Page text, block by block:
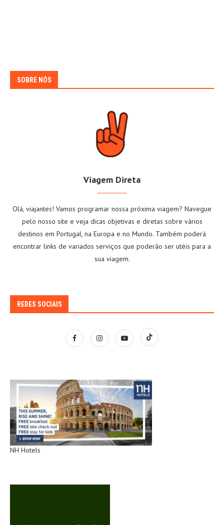
SOBRE NÓS
Viagem Direta
Olá, viajantes! Vamos programar nossa próxima viagem? Navegue
pelo nosso site e veja dicas objetivas e diretas sobre vários
destinos em Portugal, na Europa e no Mundo. Também poderá
encontrar links de variados serviços que poderão ser utéis para a
sua viagem.
REDES SOCIAIS
NH Hotels